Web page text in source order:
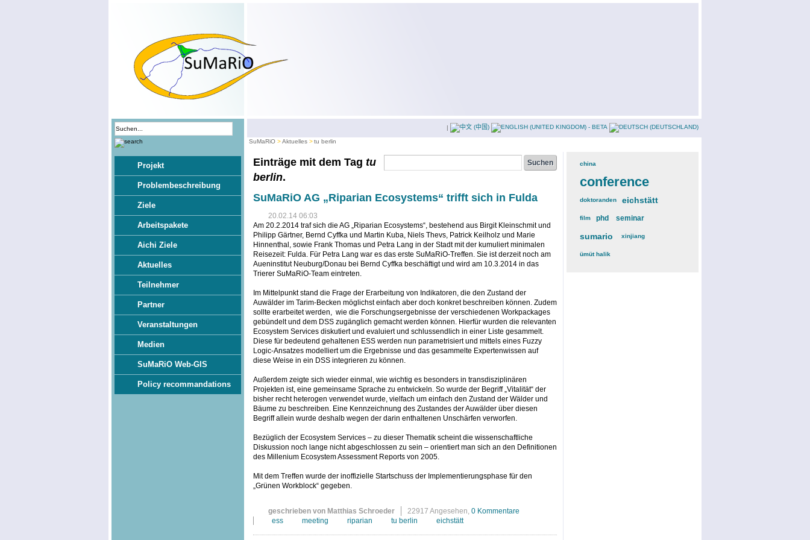
Projekt
Problembeschreibung
Ziele
Arbeitspakete
Aichi Ziele
Aktuelles
Teilnehmer
Partner
Veranstaltungen
Medien
SuMaRiO Web-GIS
Policy recommandations
|
SuMaRiO Aktuelles tu berlin
Einträge mit dem Tag tu
berlin.
SuMaRiO AG „Riparian Ecosystems“ trifft sich in Fulda
20.02.14 06:03
Am 20.2.2014 traf sich die AG „Riparian Ecosystems“, bestehend aus Birgit Kleinschmit und
Philipp Gärtner, Bernd Cyffka und Martin Kuba, Niels Thevs, Patrick Keilholz und Marie
Hinnenthal, sowie Frank Thomas und Petra Lang in der Stadt mit der kumuliert minimalen
Reisezeit: Fulda. Für Petra Lang war es das erste SuMaRiO-Treffen. Sie ist derzeit noch am
Aueninstitut Neuburg/Donau bei Bernd Cyffka beschäftigt und wird am 10.3.2014 in das
Trierer SuMaRiO-Team eintreten.
Im Mittelpunkt stand die Frage der Erarbeitung von Indikatoren, die den Zustand der
Auwälder im Tarim-Becken möglichst einfach aber doch konkret beschreiben können. Zudem
sollte erarbeitet werden, wie die Forschungsergebnisse der verschiedenen Workpackages
gebündelt und dem DSS zugänglich gemacht werden können. Hierfür wurden die relevanten
Ecosystem Services diskutiert und evaluiert und schlussendlich in einer Liste gesammelt.
Diese für bedeutend gehaltenen ESS werden nun parametrisiert und mittels eines Fuzzy
Logic-Ansatzes modelliert um die Ergebnisse und das gesammelte Expertenwissen auf
diese Weise in ein DSS integrieren zu können.
Außerdem zeigte sich wieder einmal, wie wichtig es besonders in transdisziplinären
Projekten ist, eine gemeinsame Sprache zu entwickeln. So wurde der Begriff „Vitalität“ der
bisher recht heterogen verwendet wurde, vielfach um einfach den Zustand der Wälder und
Bäume zu beschreiben. Eine Kennzeichnung des Zustandes der Auwälder über diesen
Begriff allein wurde deshalb wegen der darin enthaltenen Unschärfen verworfen.
Bezüglich der Ecosystem Services – zu dieser Thematik scheint die wissenschaftliche
Diskussion noch lange nicht abgeschlossen zu sein – orientiert man sich an den Definitionen
des Millenium Ecosystem Assessment Reports von 2005.
Mit dem Treffen wurde der inoffizielle Startschuss der Implementierungsphase für den
„Grünen Workblock“ gegeben.
geschrieben von Matthias Schroeder 22917 Angesehen, 0 Kommentare
ess
meeting riparian tu berlin eichstätt
china(3)
conference(12)
doktoranden(3)eichstätt
film(2)phd (4)seminar
sumario (6)xinjiang(2)
ümüt halik(2)